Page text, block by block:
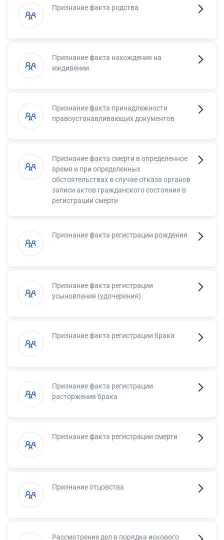
Признание факта родства
Признание факта нахождения на
иждивении
Признание факта принадлежности
правоустанавливающих документов
Признание факта смерти в определенное
время и при определенных
обстоятельствах в случае отказа органов
записи актов гражданского состояния в
регистрации смерти
Признание факта регистрации рождения
Признание факта регистрации
усыновления (удочерения)
Признание факта регистрации брака
Признание факта регистрации
расторжения брака
Признание факта регистрации смерти
Признание отцовства
Рассмотрение дел в порядка искового